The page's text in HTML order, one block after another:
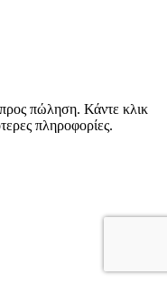
πώληση. Κάντε κλικ
πληροφορίες.